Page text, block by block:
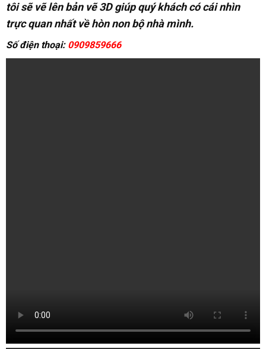
tôi sẽ vẽ lên bản vẽ 3D giúp quý khách có cái nhìn
trực quan nhất về hòn non bộ nhà mình.
Số điện thoại: 0909859666